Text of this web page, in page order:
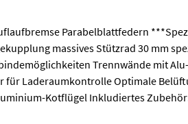
Parabelblattfedern
massives Stützrad 30 mm
Trennwände mit
für Laderaumkontrolle Optimale
Kotflügel Inkludiertes